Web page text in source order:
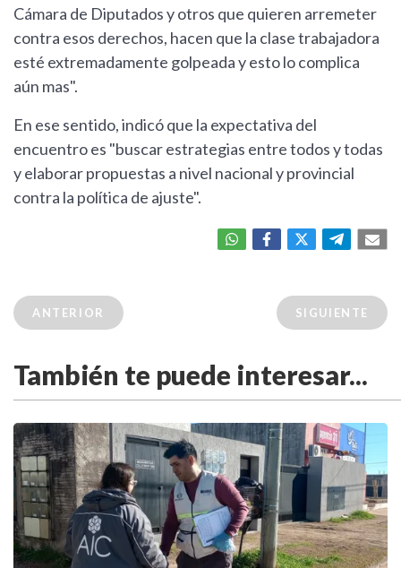
Cámara de Diputados y otros que quieren arremeter
contra esos derechos, hacen que la clase trabajadora
esté extremadamente golpeada y esto lo complica
aún mas".
En ese sentido, indicó que la expectativa del
encuentro es "buscar estrategias entre todos y todas
y elaborar propuestas a nivel nacional y provincial
contra la política de ajuste".
ANTERIOR SIGUIENTE
También te puede interesar...